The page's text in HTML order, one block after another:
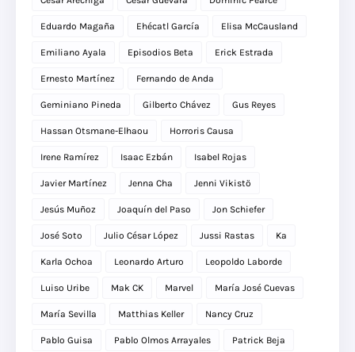
Eduardo Magaña Ehécatl García Elisa McCausland
Emiliano Ayala Episodios Beta Erick Estrada
Ernesto Martínez Fernando de Anda
Geminiano Pineda Gilberto Chávez Gus Reyes
Hassan Otsmane-Elhaou Horroris Causa
Irene Ramírez Isaac Ezbán Isabel Rojas
Javier Martínez Jenna Cha Jenni Vikistö
Jesús Muñoz Joaquín del Paso Jon Schiefer
José Soto Julio César López Jussi Rastas Ka
Karla Ochoa Leonardo Arturo Leopoldo Laborde
Luiso Uribe Mak CK Marvel María José Cuevas
María Sevilla Matthias Keller Nancy Cruz
Pablo Guisa Pablo Olmos Arrayales Patrick Beja